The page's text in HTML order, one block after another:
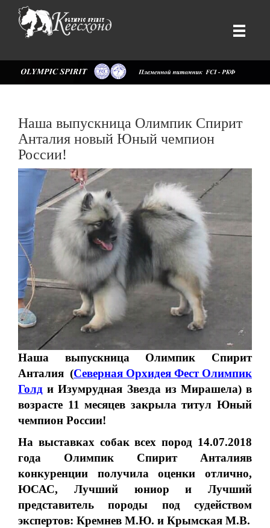
Наша выпускница Олимпик Спирит
Анталия новый Юный чемпион
России!
Наша выпускница Олимпик Спирит
Анталия (Северная Орхидея Фест Олимпик
Голд и Изумрудная Звезда из Мирашела)в
возрасте 11 месяцев закрыла титул Юный
чемпион России!
На выставках собак всех пород 14.07.2018
года Олимпик Спирит Анталияв
конкуренции получила оценки отлично,
ЮСАС, Лучший юниор и Лучший
представитель породы под судейством
экспертов: Кремнев М.Ю. и Крымская М.В.